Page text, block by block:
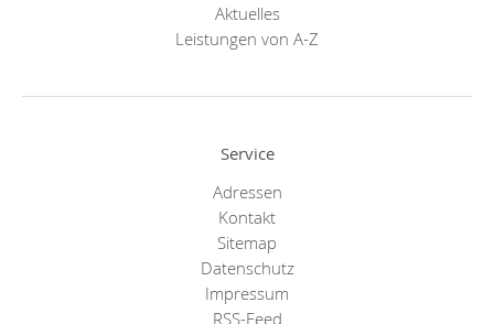
Aktuelles
Leistungen von A-Z
Service
Adressen
Kontakt
Sitemap
Datenschutz
Impressum
RSS-Feed